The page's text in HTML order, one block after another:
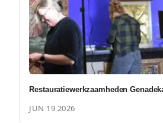
Restauratiewerkzaamheden
JUN 19 2026